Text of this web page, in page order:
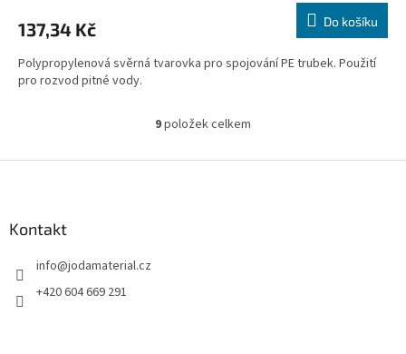
137,34 Kč Do košíku
Polypropylenová svěrná tvarovka pro spojování PE trubek. Použití
pro rozvod pitné vody.
O
l
9položek celkem
Kontakt
info@jodamaterial.cz
+420 604 669 291